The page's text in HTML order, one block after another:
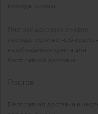
города, суммы
Платная доставка в черте
города, если не набирается
необходимая сумма для
бесплатной доставки
Ростов
Бесплатная доставка в черте